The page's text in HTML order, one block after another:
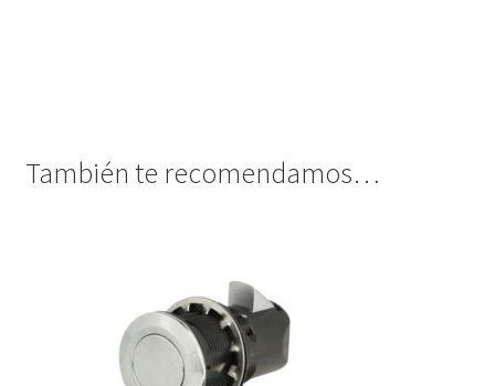
También te recomendamos…